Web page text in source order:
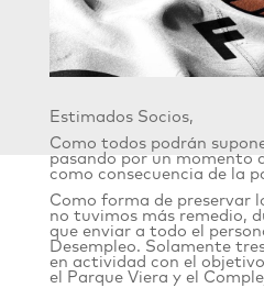
Estimados Socios,
Como todos podrán
pasando por un momento
como consecuencia de la
Como forma de preservar
no tuvimos más remedio,
que enviar a todo el
Desempleo. Solamente
en actividad con el
el Parque Viera y el